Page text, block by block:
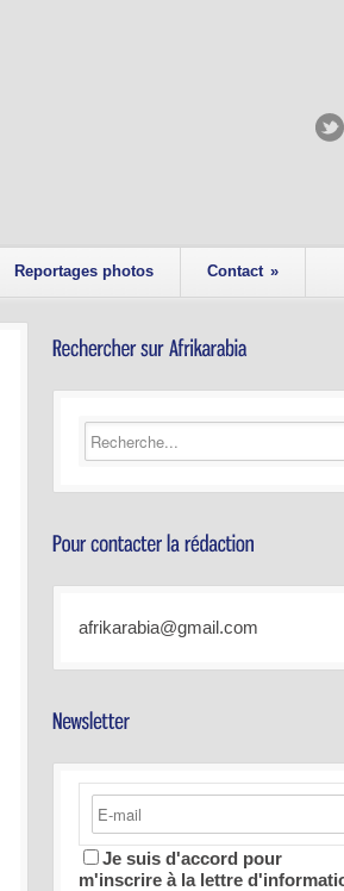
Reportages photos Contact »
afrikarabia@gmail.com
Je suis d'accord pour
m'inscrire à la lettre